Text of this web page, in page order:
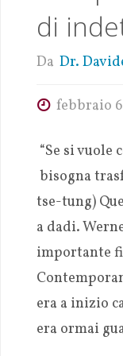
di
Da Dr.
febbraio
“Se si vuole
bisogna
tse-tung)
a dadi.
importante
era a inizio
era ormai